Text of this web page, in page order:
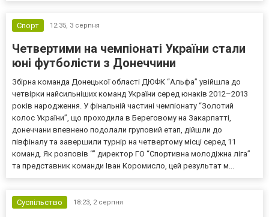
Спорт 12:35, 3 серпня
Четвертими на чемпіонаті України стали
юні футболісти з Донеччини
Збірна команда Донецької області ДЮФК “Альфа” увійшла до
четвірки найсильніших команд України серед юнаків 2012–2013
років народження. У фінальній частині чемпіонату “Золотий
колос України”, що проходила в Береговому на Закарпатті,
донеччани впевнено подолали груповий етап, дійшли до
півфіналу та завершили турнір на четвертому місці серед 11
команд. Як розповів “” директор ГО “Спортивна молодіжна ліга”
та представник команди Іван Коромисло, цей результат м...
Суспільство 18:23, 2 серпня